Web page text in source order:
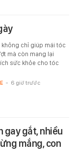
không chỉ giúp mái tóc
mà còn mang lại
sức khỏe cho tóc
- 6 giờ trước
gay gắt, nhiều
mắng, con